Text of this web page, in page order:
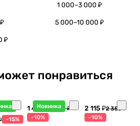
1 000–3 000 ₽
5 000–10 000 ₽
₽
понравиться
₽
-15%
Новинка
1 440 ₽1 600 ₽
-10%
2 115 ₽2 350 ₽
-10%